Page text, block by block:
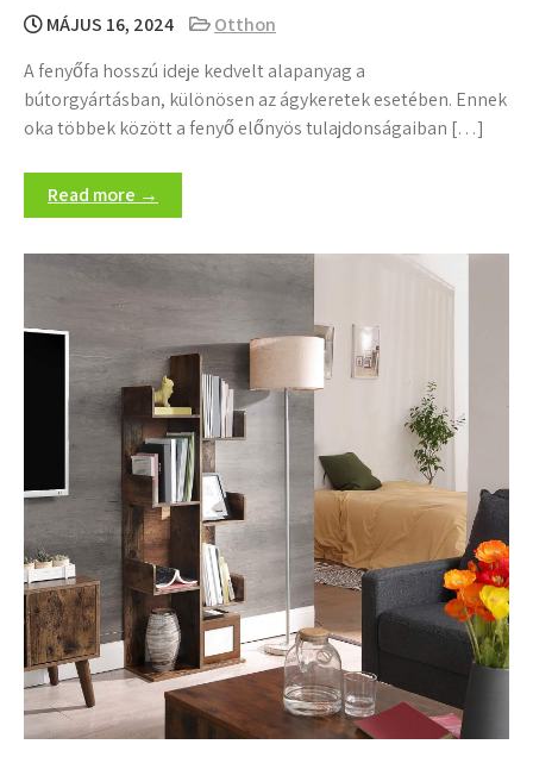
MÁJUS 16, 2024
Otthon
A fenyőfa hosszú ideje kedvelt alapanyag a
bútorgyártásban, különösen az ágykeretek esetében. Ennek
oka többek között a fenyő előnyös tulajdonságaiban […]
Read more →